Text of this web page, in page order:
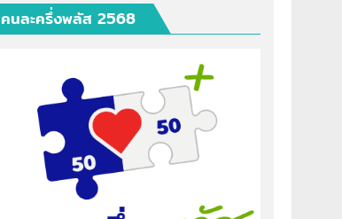
คนละครึ่งพลัส 2568